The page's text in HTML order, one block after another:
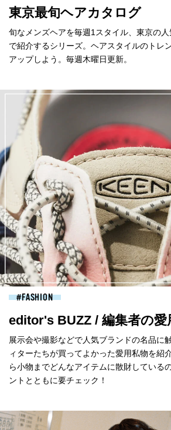
東京最旬ヘアカタログ
旬なメンズヘアを毎週1スタイル、東京の
で紹介するシリーズ。ヘアスタイルのトレ
アップしよう。毎週木曜日更新。
FASHION
editor's BUZZ / 編集者の愛
展示会や撮影などで人気ブランドの名品に
ィターたちが買ってよかった愛用私物を紹
ら小物までどんなアイテムに散財している
ントとともに要チェック！